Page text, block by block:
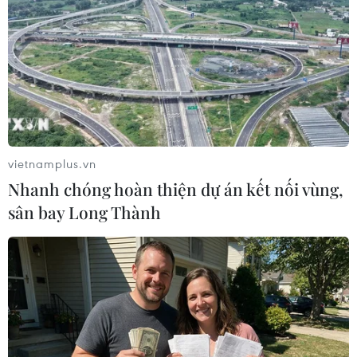
Gia Lai sẽ được hỗ trợ tối đa để ứng phó
phòng, chống dịch COVID-19
03/02/2021 23:06
Dự báo tình hình dịch COVID-19 vẫn còn diễn biến phức
tạp, khó lường. Dịch COVID-19 đã có virus biến chủng,
có tốc độ lây lan rất nhanh, vì thế Gia Lai phải chủ động
thành lập bệnh viện dã chiến.
vietnamplus.vn
Nhanh chóng hoàn thiện dự án kết nối vùng,
sân bay Long Thành